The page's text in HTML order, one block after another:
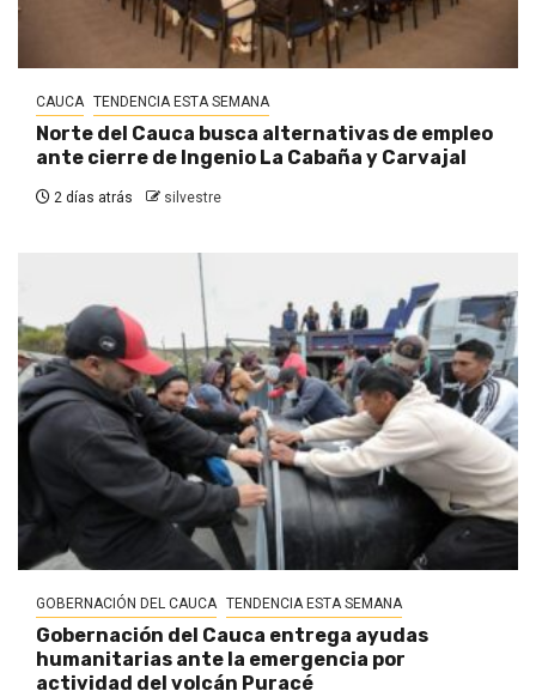
CAUCA TENDENCIA ESTA SEMANA
Norte del Cauca busca alternativas de empleo
ante cierre de Ingenio La Cabaña y Carvajal
2 días atrás silvestre
GOBERNACIÓN DEL CAUCA TENDENCIA ESTA SEMANA
Gobernación del Cauca entrega ayudas
humanitarias ante la emergencia por
actividad del volcán Puracé